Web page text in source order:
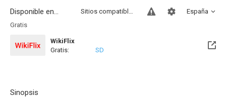
Disponible en... España
Sitios compatibles
Gratis
WikiFlix
Gratis:
SD
Sinopsis